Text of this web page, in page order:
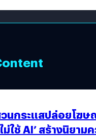
นกระแสปล่อยโฆษ
ม่ใช้ AI’ สร้างนิยาม